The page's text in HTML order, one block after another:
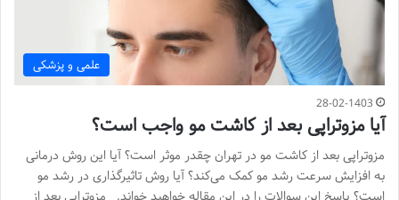
علمی و پزشکی
28-02-1403
آیا مزوتراپی بعد از کاشت مو واجب است؟
مزوتراپی بعد از کاشت مو در تهران چقدر موثر است؟ آیا این روش‌ درمانی
به افزایش سرعت رشد مو کمک می‌کند؟ آیا روش تاثیرگذاری در رشد مو